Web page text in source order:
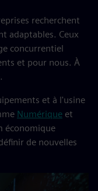
recherchent
adaptables. Ceux
concurrentiel
et pour nous. À
et à l'usine
Numérique et
économique
de nouvelles